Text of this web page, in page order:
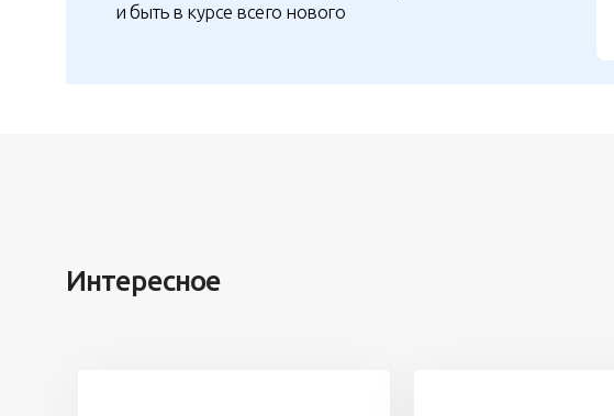
и быть в курсе всего нового
Интересное